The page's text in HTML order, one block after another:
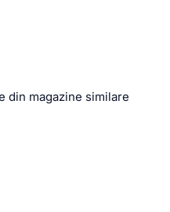
din magazine similare